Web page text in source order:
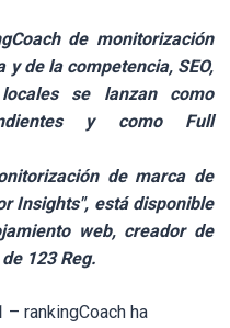
de monitorización
de la competencia, SEO,
se lanzan como
y como Full
de marca de
Insights", está disponible
web, creador de
123 Reg.
– rankingCoach ha